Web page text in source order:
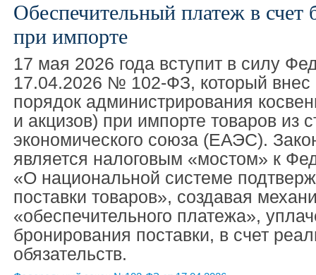
Обеспечительный платеж в счет
при импорте
17 мая 2026 года вступит в силу
17.04.2026 № 102-ФЗ, который внес
порядок администрирования
и акцизов) при импорте товаров из
экономического союза (ЕАЭС).
является налоговым «мостом» к
«О национальной системе
поставки товаров», создавая
«обеспечительного платежа»,
бронирования поставки, в счет
обязательств.